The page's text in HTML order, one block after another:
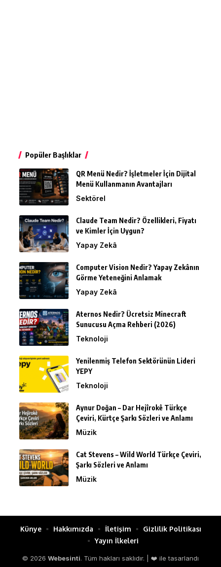
Popüler Başlıklar
QR Menü Nedir? İşletmeler İçin Dijital
Menü Kullanmanın Avantajları
Sektörel
Claude Team Nedir? Özellikleri, Fiyatı
ve Kimler İçin Uygun?
Yapay Zekâ
Computer Vision Nedir? Yapay Zekânın
Görme Yeteneğini Anlamak
Yapay Zekâ
Aternos Nedir? Ücretsiz Minecraft
Sunucusu Açma Rehberi (2026)
Teknoloji
Yenilenmiş Telefon Sektörünün Lideri
YEPY
Teknoloji
Aynur Doğan – Dar Hejîrokê Türkçe
Çeviri, Kürtçe Şarkı Sözleri ve Anlamı
Müzik
Cat Stevens – Wild World Türkçe Çeviri,
Şarkı Sözleri ve Anlamı
Müzik
© 2026 Webesinti. Tüm hakları saklıdır. | ❤️ ile tasarlandı
Künye Hakkımızda İletişim
Gizlilik Politikası
Yayın İlkeleri